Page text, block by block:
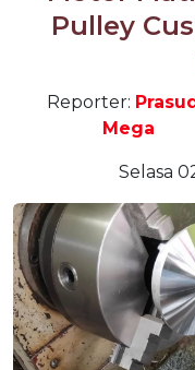
Pulley
Reporter:
Mega
Selasa